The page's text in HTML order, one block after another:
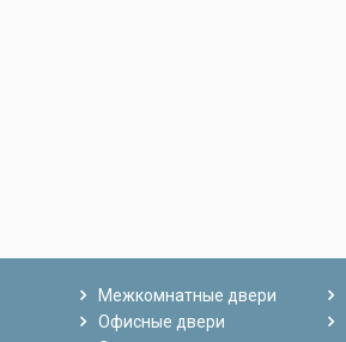
Межкомнатные двери
Офисные двери